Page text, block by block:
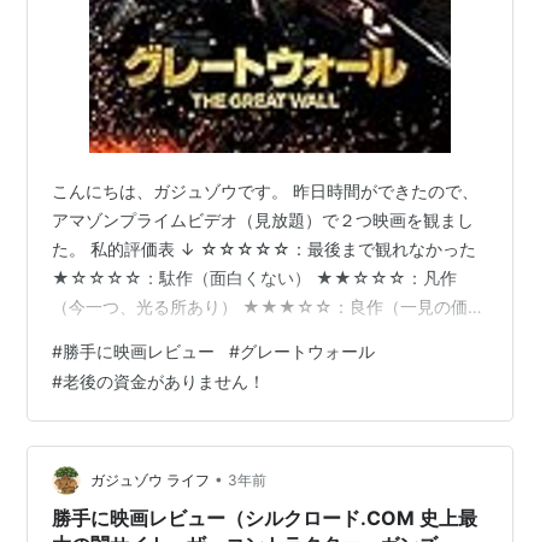
こんにちは、ガジュゾウです。 昨日時間ができたので、
アマゾンプライムビデオ（見放題）で２つ映画を観まし
た。 私的評価表 ↓ ☆☆☆☆☆：最後まで観れなかった
★☆☆☆☆：駄作（面白くない） ★★☆☆☆：凡作
（今一つ、光る所あり） ★★★☆☆：良作（一見の価値
ＶＤが欲しい） ★★★★★：傑作（殿堂入り） ＊＊＊
飽くまで個人的な感想です＊＊＊ では行ってみましょ
う！！
#勝手に映画レビュー #グレートウォール
#老後の資金がありません！
ガジュゾウ ライフ • 3年前
勝手に映画レビュー（シルクロード.COM 史上最